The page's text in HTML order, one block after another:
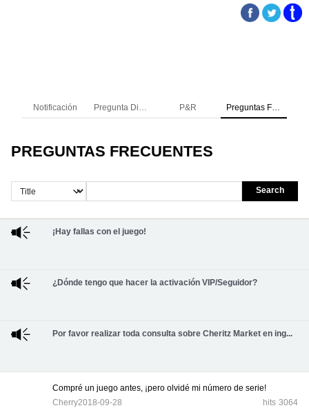
Notificación Pregunta Directa P&R Preguntas Frecuentes
PREGUNTAS FRECUENTES
Search
¡Hay fallas con el juego!
¿Dónde tengo que hacer la activación VIP/Seguidor?
Por favor realizar toda consulta sobre Cheritz Market en ing...
Compré un juego antes, ¡pero olvidé mi número de serie!
Cherry2018-09-28 hits 3064